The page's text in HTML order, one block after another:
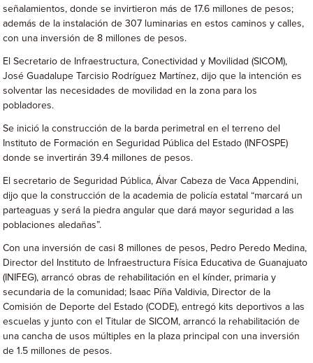
señalamientos, donde se invirtieron más de 17.6 millones de pesos;
además de la instalación de 307 luminarias en estos caminos y calles,
con una inversión de 8 millones de pesos.
El Secretario de Infraestructura, Conectividad y Movilidad (SICOM),
José Guadalupe Tarcisio Rodríguez Martínez, dijo que la intención es
solventar las necesidades de movilidad en la zona para los
pobladores.
Se inició la construcción de la barda perimetral en el terreno del
Instituto de Formación en Seguridad Pública del Estado (INFOSPE)
donde se invertirán 39.4 millones de pesos.
El secretario de Seguridad Pública, Álvar Cabeza de Vaca Appendini,
dijo que la construcción de la academia de policía estatal “marcará un
parteaguas y será la piedra angular que dará mayor seguridad a las
poblaciones aledañas”.
Con una inversión de casi 8 millones de pesos, Pedro Peredo Medina,
Director del Instituto de Infraestructura Física Educativa de Guanajuato
(INIFEG), arrancó obras de rehabilitación en el kínder, primaria y
secundaria de la comunidad; Isaac Píña Valdivia, Director de la
Comisión de Deporte del Estado (CODE), entregó kits deportivos a las
escuelas y junto con el Titular de SICOM, arrancó la rehabilitación de
una cancha de usos múltiples en la plaza principal con una inversión
de 1.5 millones de pesos.